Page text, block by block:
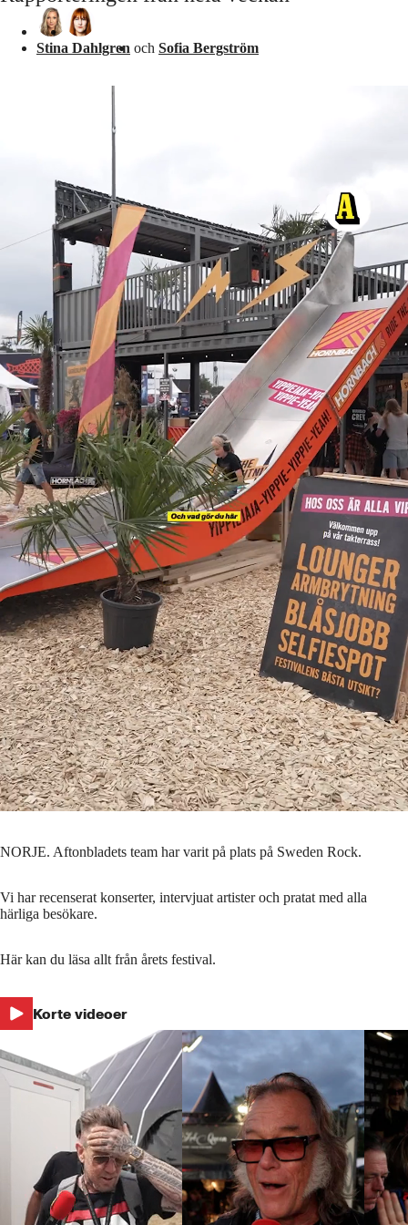
Stina Dahlgren och Sofia Bergström
NORJE. Aftonbladets team har varit på plats på Sweden Rock.
Vi har recenserat konserter, intervjuat artister och pratat med alla
härliga besökare.
Här kan du läsa allt från årets festival.
Korte videoer